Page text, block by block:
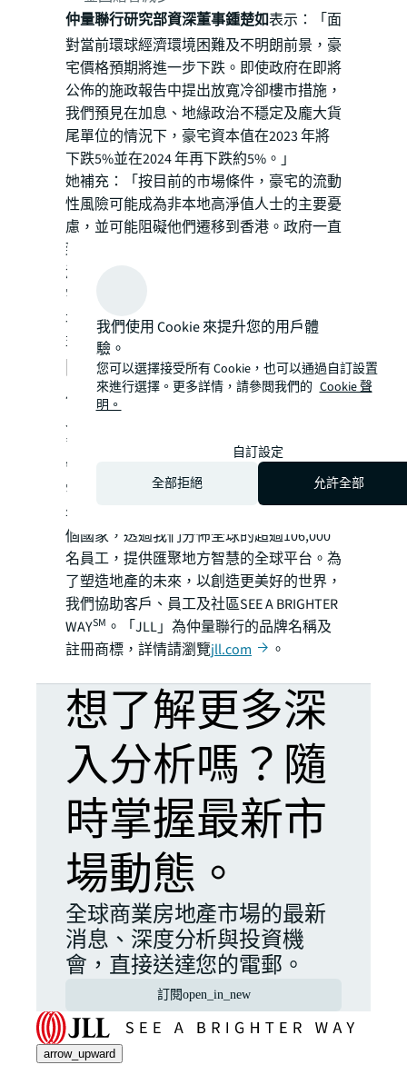
仲量聯行研究部資深董事鍾楚如表示：「面
對當前環球經濟環境困難及不明朗前景，豪
宅價格預期將進一步下跌。即使政府在即將
公佈的施政報告中提出放寬冷卻樓市措施，
我們預見在加息、地緣政治不穩定及龐大貨
尾單位的情況下，豪宅資本值在2023 年將
下跌5%並在2024 年再下跌約5%。」
她補充：「按目前的市場條件，豪宅的流動
性風險可能成為非本地高淨值人士的主要憂
慮，並可能阻礙他們遷移到香港。政府一直
致力吸引家族辦公室和環球投資者，印花稅
減免將向他們提供直接誘因。同時，隨著豪
宅交易量增加，政府可能會從印花稅的稅收
增加和豪宅地皮的補地價收入增加中獲
益。」
關於仲量聯行
仲量聯行（紐約證券交易所上市代號：
JLL）為領先的全球商業地產和投資管理公
司，過去200年為客戶購置、興建、租用、
管理及投資多元化的商業、工業、酒店、住
宅及零售物業。仲量聯行為財富500®公司，
年收入達208億美元，業務遍佈全球超過80
個國家，透過我們分佈全球的超過106,000
名員工，提供匯聚地方智慧的全球平台。為
了塑造地產的未來，以創造更美好的世界，
我們協助客戶、員工及社區SEE A BRIGHTER
WAYSM 。「JLL」為仲量聯行的品牌名稱及
註冊商標，詳情請瀏覽jll.com 。
想了解更多深
入分析嗎？隨
時掌握最新市
場動態。
全球商業房地產市場的最新
消息、深度分析與投資機
會，直接送達您的電郵。
訂閱open_in_new
arrow_upward
我們使用 Cookie 來提升您的用戶體
驗。
您可以選擇接受所有 Cookie，也可以通過自訂設置
來進行選擇。更多詳情，請參閲我們的 Cookie 聲
明。
自訂設定
全部拒絕
允許全部